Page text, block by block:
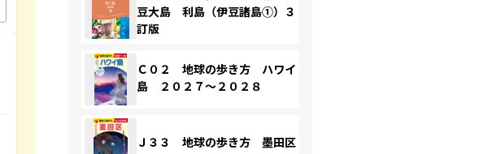
豆大島 利島（伊豆諸島①）３
訂版
Ｃ０２ 地球の歩き方 ハワイ
島 ２０２７～２０２８
Ｊ３３ 地球の歩き方 墨田区